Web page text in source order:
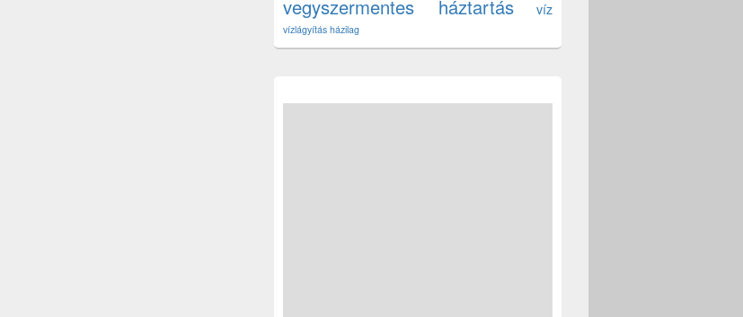
vegyszermentes háztartás víz
vízlágyítás házilag